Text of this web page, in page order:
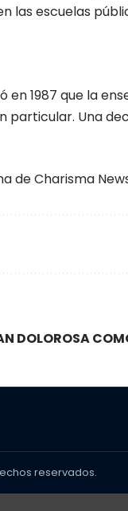
las escuelas
en 1987 que la
particular. Una
de Charisma
DOLOROSA
reservados.